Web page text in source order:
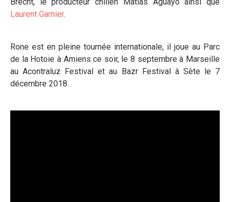
Laurent Garnier.
Rone est en pleine tournée internationale, il joue au Parc
de la Hotoie à Amiens ce soir, le 8 septembre à Marseille
au Acontraluz Festival et au Bazr Festival à Sète le 7
décembre 2018.